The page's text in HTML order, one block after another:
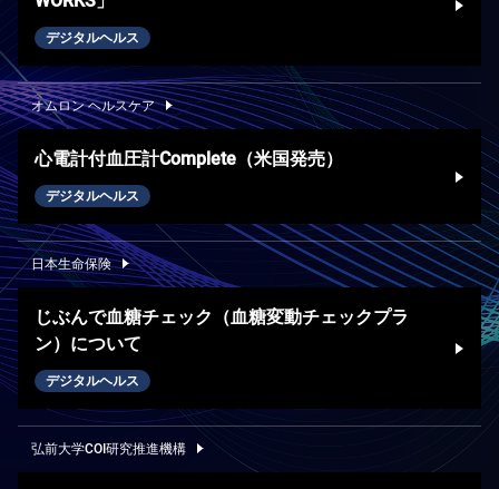
デジタルヘルス
オムロン ヘルスケア
心電計付血圧計Complete（米国発売）
デジタルヘルス
日本生命保険
じぶんで血糖チェック（血糖変動チェックプラ
ン）について
デジタルヘルス
弘前大学COI研究推進機構